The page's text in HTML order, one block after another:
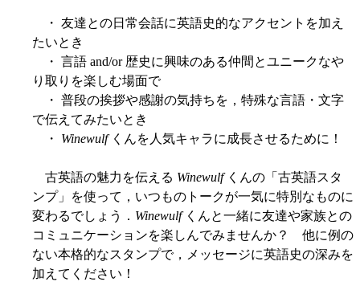
・ 友達との日常会話に英語史的なアクセントを加え
たいとき
・ 言語 and/or 歴史に興味のある仲間とユニークなや
り取りを楽しむ場面で
・ 普段の挨拶や感謝の気持ちを，特殊な言語・文字
で伝えてみたいとき
・ Winewulfくんを人気キャラに成長させるために！
古英語の魅力を伝える Winewulfくんの「古英語スタ
ンプ」を使って，いつものトークが一気に特別なものに
変わるでしょう． Winewulfくんと一緒に友達や家族との
コミュニケーションを楽しんでみませんか？ 他に例の
ない本格的なスタンプで，メッセージに英語史の深みを
加えてください！